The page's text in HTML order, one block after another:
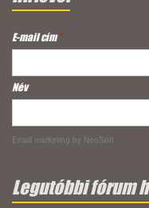
E-mail cím*
Név
Email marketing by NeoSoft
Legutóbbi fórum